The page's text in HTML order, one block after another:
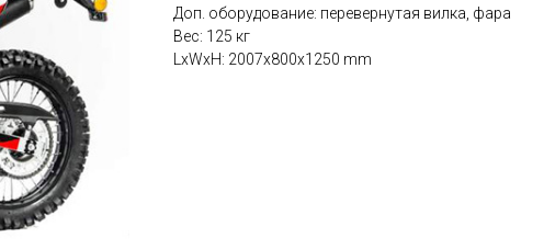
Доп. оборудование: перевернутая вилка, фара
Вес: 125 кг
LxWxH: 2007x800x1250 mm